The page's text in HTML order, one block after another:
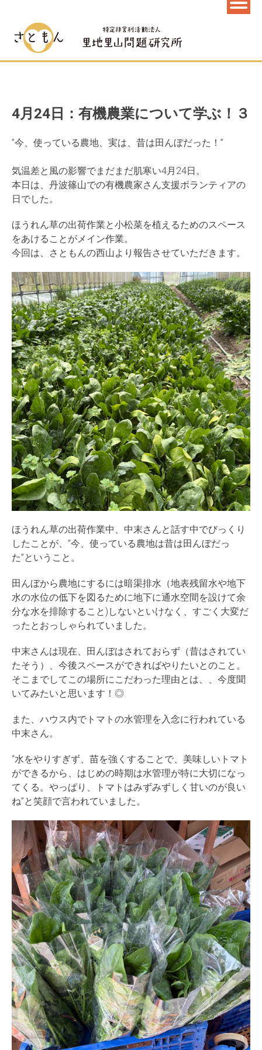
4月24日：有機農業について学ぶ！３
”今、使っている農地、実は、昔は田んぼだった！”
気温差と風の影響でまだまだ肌寒い4月24日。
本日は、丹波篠山での有機農家さん支援ボランティアの
日でした。
ほうれん草の出荷作業と小松菜を植えるためのスペース
をあけることがメイン作業。
今回は、さともんの西山より報告させていただきます。
ほうれん草の出荷作業中、 中末さんと話す中でびっくり
したことが、”今、 使っている農地は昔は田んぼだっ
た”ということ。
田んぼから農地にするには暗渠排水（地表残留水や地下
水の水位の低下を図るために地下に通水空間を設けて余
分な水を排除すること)しないといけなく、 すごく大変だ
ったとおっしゃられていました。
中末さんは現在、田んぼはされておらず（昔はされてい
たそう）、 今後スペースができればやりたいとのこと。
そこまでしてこの場所にこだわった理由とは、、 今度聞
いてみたいと思います！◎
また、ハウス内でトマトの水管理を入念に行われている
中末さん。
“水をやりすぎず、苗を強くすることで、 美味しいトマト
ができるから、 はじめの時期は水管理が特に大切になっ
てくる。やっぱり、
トマトはみずみずしく甘いのが良い
ね”と笑顔で言われていました。